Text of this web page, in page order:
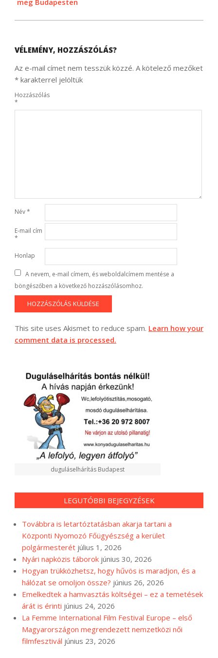
VÉLEMÉNY, HOZZÁSZÓLÁS?
Az e-mail címet nem tesszük közzé. A kötelező mezőket
* karakterrel jelöltük
Hozzászólás
*
Név*
E-mail cím
*
Honlap
A nevem, e-mail címem, és weboldalcímem mentése a
böngészőben a következő hozzászólásomhoz.
This site uses Akismet to reduce spam. Learn how your
comment data is processed.
duguláselhárítás Budapest
LEGUTÓBBI BEJEGYZÉSEK
Továbbra is letartóztatásban akarja tartani a
Központi Nyomozó Főügyészség a kerület
polgármesterét július 1, 2026
Nyári napközis táborok június 30, 2026
Hogyan trükközhetsz, hogy hűvös is maradjon, és a
hálózat se omoljon össze? június 26, 2026
Emelkedtek a hamvasztás költségei – ez a temetések
árát is érinti június 24, 2026
La Femme International Film Festival Europe – első
Magyarországon megrendezett nemzetközi női
filmfesztivál június 23, 2026